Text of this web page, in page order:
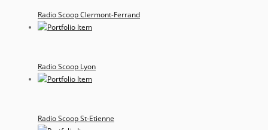
Radio Scoop Clermont-Ferrand
Radio Scoop Lyon
Radio Scoop St-Etienne